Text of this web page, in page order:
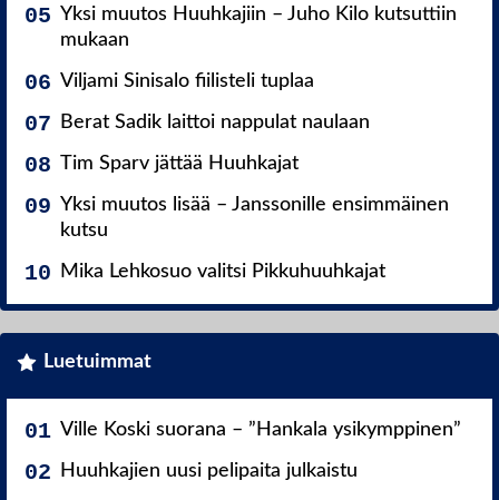
Yksi muutos Huuhkajiin – Juho Kilo kutsuttiin
mukaan
Viljami Sinisalo fiilisteli tuplaa
Berat Sadik laittoi nappulat naulaan
Tim Sparv jättää Huuhkajat
Yksi muutos lisää – Janssonille ensimmäinen
kutsu
Mika Lehkosuo valitsi Pikkuhuuhkajat
Luetuimmat
Ville Koski suorana – ”Hankala ysikymppinen”
Huuhkajien uusi pelipaita julkaistu